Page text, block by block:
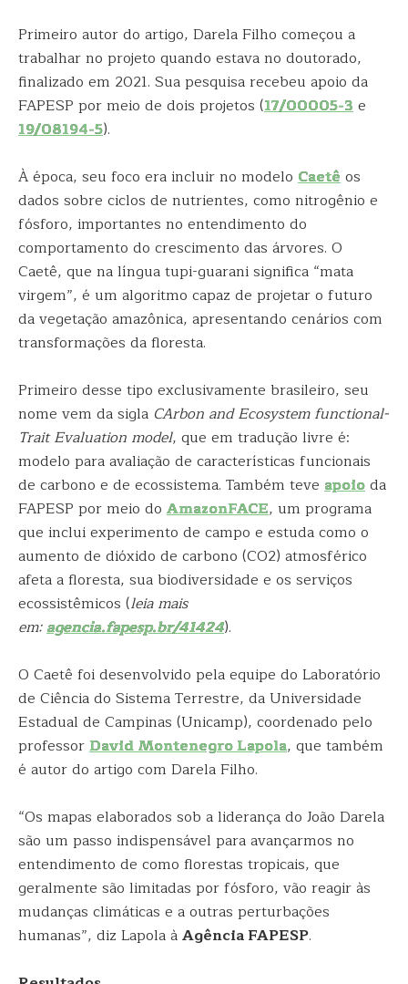
Primeiro autor do artigo, Darela Filho começou a
trabalhar no projeto quando estava no doutorado,
finalizado em 2021. Sua pesquisa recebeu apoio da
FAPESP por meio de dois projetos (17/00005-3e
19/08194-5).
À época, seu foco era incluir no modelo Caetêos
dados sobre ciclos de nutrientes, como nitrogênio e
fósforo, importantes no entendimento do
comportamento do crescimento das árvores. O
Caetê, que na língua tupi-guarani significa “mata
virgem”, é um algoritmo capaz de projetar o futuro
da vegetação amazônica, apresentando cenários com
transformações da floresta.
Primeiro desse tipo exclusivamente brasileiro, seu
nome vem da sigla CArbon and Ecosystem functional-
Trait Evaluation model, que em tradução livre é:
modelo para avaliação de características funcionais
de carbono e de ecossistema. Também teve apoioda
FAPESP por meio do AmazonFACE, um programa
que inclui experimento de campo e estuda como o
aumento de dióxido de carbono (CO2) atmosférico
afeta a floresta, sua biodiversidade e os serviços
ecossistêmicos (leia mais
em:agencia.fapesp.br/41424).
O Caetê foi desenvolvido pela equipe do Laboratório
de Ciência do Sistema Terrestre, da Universidade
Estadual de Campinas (Unicamp), coordenado pelo
professorDavid Montenegro Lapola, que também
é autor do artigo com Darela Filho.
“Os mapas elaborados sob a liderança do João Darela
são um passo indispensável para avançarmos no
entendimento de como florestas tropicais, que
geralmente são limitadas por fósforo, vão reagir às
mudanças climáticas e a outras perturbações
humanas”, diz Lapola àAgência FAPESP.